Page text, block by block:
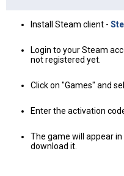
Install Steam client -
Login to your Steam
not registered yet.
Click on "Games" and
Enter the activation
The game will appear
download it.